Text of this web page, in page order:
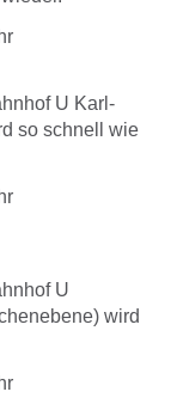
U Karl-
so schnell wie
U
wird